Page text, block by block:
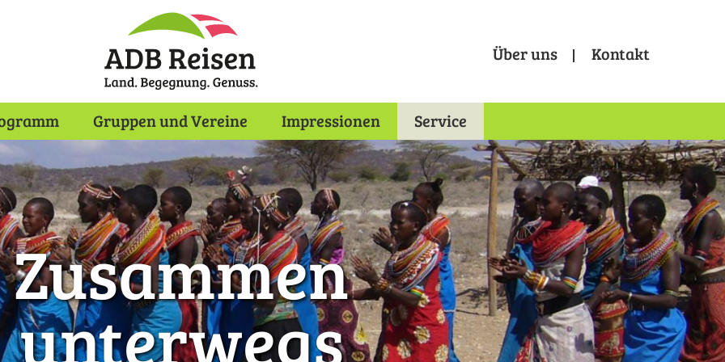
Gruppenreisen
Über uns Kontakt
Gruppen und Vereine Impressionen Service
Zusammen
unterwegs